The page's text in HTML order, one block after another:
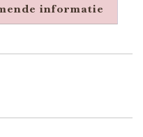
informatie